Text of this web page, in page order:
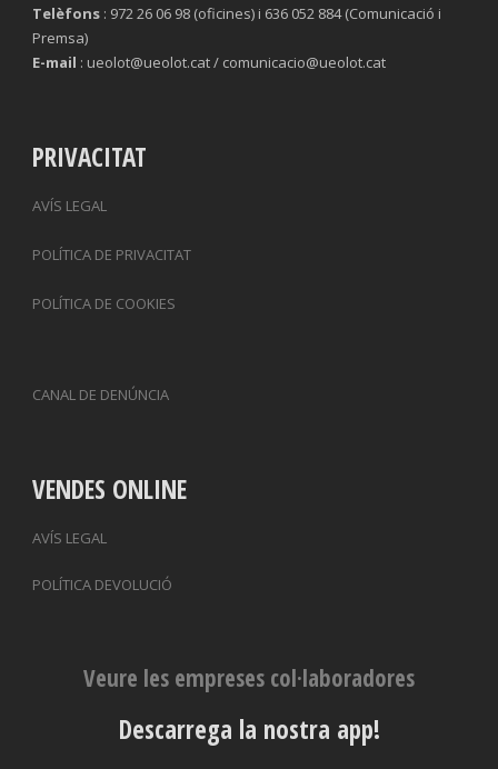
Telèfons : 972 26 06 98 (oficines) i 636 052 884 (Comunicació i
Premsa)
E-mail : ueolot@ueolot.cat / comunicacio@ueolot.cat
PRIVACITAT
AVÍS LEGAL
POLÍTICA DE PRIVACITAT
POLÍTICA DE COOKIES
CANAL DE DENÚNCIA
VENDES ONLINE
AVÍS LEGAL
POLÍTICA DEVOLUCIÓ
Veure les empreses col·laboradores
Descarrega la nostra app!